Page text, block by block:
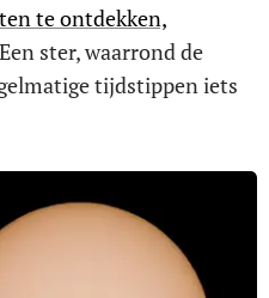
te ontdekken,
ster, waarrond de
tijdstippen iets